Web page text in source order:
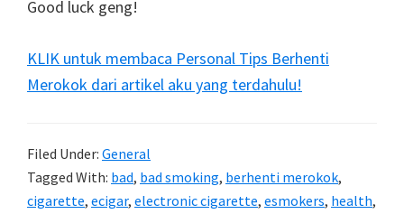
Good luck geng!
KLIK untuk membaca Personal Tips Berhenti
Merokok dari artikel aku yang terdahulu!
Filed Under: General
Tagged With: bad, bad smoking, berhenti merokok,
cigarette, ecigar, electronic cigarette, esmokers, health,